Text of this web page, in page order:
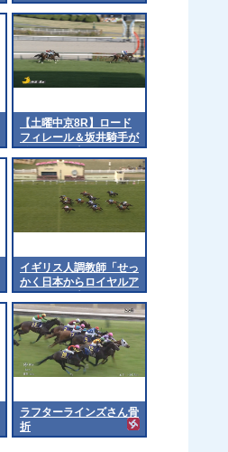
【土曜中京8R】ロード
フィレール＆坂井騎手が
ｷﾀ━━━━(ﾟ
∀ﾟ)━━━━!!
イギリス人調教師「せっ
かく日本からロイヤルア
スコッにト来てもらった
のに負かしてすまんw」
ラフターラインズさん骨
折